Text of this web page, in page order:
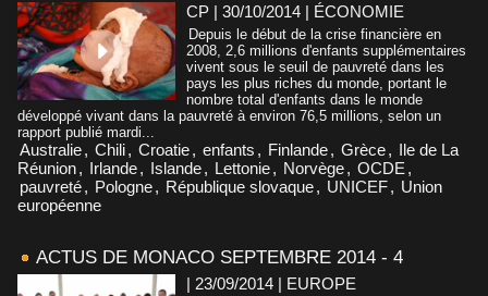
CP | 30/10/2014 | ÉCONOMIE
Depuis le début de la crise financière en
2008, 2,6 millions d'enfants supplémentaires
vivent sous le seuil de pauvreté dans les
pays les plus riches du monde, portant le
nombre total d'enfants dans le monde
développé vivant dans la pauvreté à environ 76,5 millions, selon un
rapport publié mardi...
Australie, Chili, Croatie, enfants , Finlande, Grèce, Ile de La
Réunion, Irlande, Islande, Lettonie, Norvège, OCDE ,
pauvreté, Pologne, République slovaque, UNICEF, Union
européenne
ACTUS DE MONACO SEPTEMBRE 2014 - 4
| 23/09/2014 | EUROPE